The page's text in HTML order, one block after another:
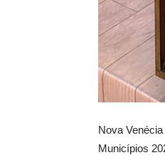
Nova
Municípios